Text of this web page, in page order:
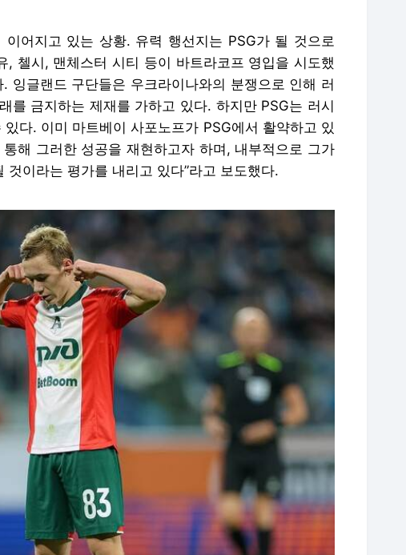
이어지고 있는 상황. 유력 행선지는 PSG가 될 것으로
, 첼시, 맨체스터 시티 등이 바트라코프 영입을 시도했
잉글랜드 구단들은 우크라이나와의 분쟁으로 인해 러
를 금지하는 제재를 가하고 있다. 하지만 PSG는 러시
다. 이미 마트베이 사포노프가 PSG에서 활약하고 있
해 그러한 성공을 재현하고자 하며, 내부적으로 그가
이라는 평가를 내리고 있다”라고 보도했다.